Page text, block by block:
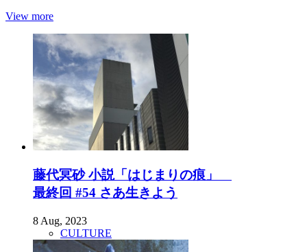
View more
藤代冥砂 小説「はじまりの痕」
最終回 #54 さあ生きよう
8 Aug, 2023
CULTURE